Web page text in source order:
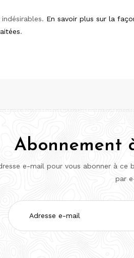
En savoir plus sur la
.
Abonnement
e-mail pour vous abonner à
par
Adresse
e-
mail